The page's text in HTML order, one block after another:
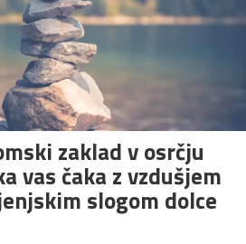
zaklad v osrčju
vas čaka z vzdušjem
slogom dolce